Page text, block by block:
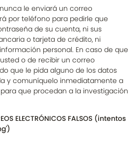
nunca le enviará un correo
por teléfono para pedirle que
de su cuenta, ni sus
o tarjeta de crédito, ni
personal. En caso de que
o de recibir un correo
que le pida alguno de los datos
y comuníquelo inmediatamente a
para que procedan a la investigación
ELECTRÓNICOS FALSOS (intentos